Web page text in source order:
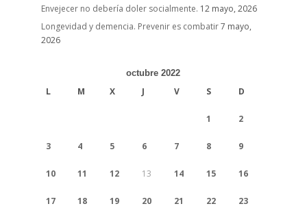
Envejecer no debería doler socialmente. 12 mayo, 2026
Longevidad y demencia. Prevenir es combatir7 mayo,
2026
octubre 2022
L M X J V S D
1 2
3 4 5 6 7 8 9
10 11 12 13 14 15 16
17 18 19 20 21 22 23